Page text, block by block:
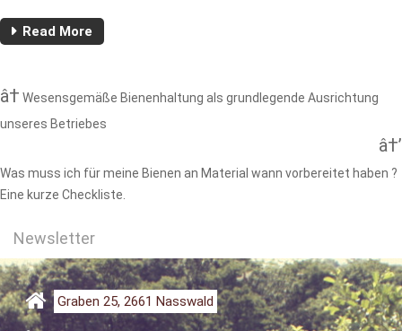
Read More
Wesensgemäße Bienenhaltung als grundlegende Ausrichtung
unseres Betriebes
Was muss ich für meine Bienen an Material wann vorbereitet haben ?
Eine kurze Checkliste.
Newsletter
Graben 25, 2661 Nasswald